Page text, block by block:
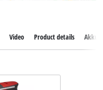
Video Product details